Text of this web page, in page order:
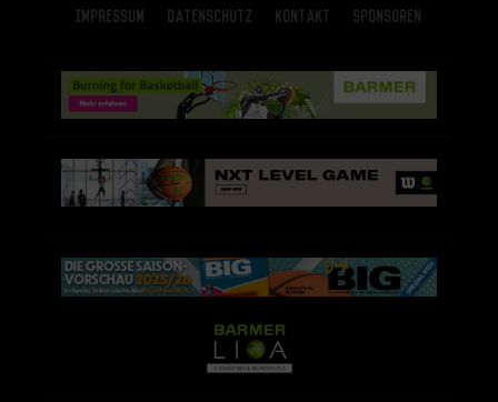
Impressum Datenschutz Kontakt Sponsoren